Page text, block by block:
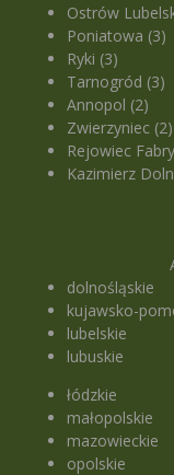
Ostrów
Poniatowa (3)
Ryki (3)
Tarnogród (3)
Annopol (2)
Zwierzyniec (2)
Rejowiec
Kazimierz
dolnośląskie
kujawsko-
lubelskie
lubuskie
łódzkie
małopolskie
mazowieckie
opolskie